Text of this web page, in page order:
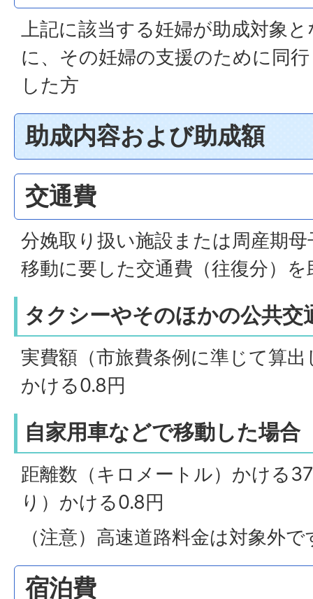
上記に該当する妊婦が助成対象
に、その妊婦の支援のために同
した方
助成内容および助成額
交通費
分娩取り扱い施設または周産期
移動に要した交通費（往復分）
タクシーやそのほかの公共交
実費額（市旅費条例に準じて算
かける0.8円
自家用車などで移動した場合
距離数（キロメートル）かける
り）かける0.8円
（注意）高速道路料金は対象外で
宿泊費